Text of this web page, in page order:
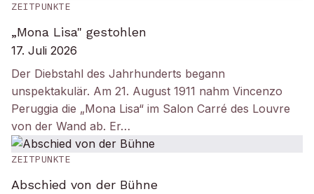
ZEITPUNKTE
„Mona Lisa" gestohlen
17. Juli 2026
Der Diebstahl des Jahrhunderts begann
unspektakulär. Am 21. August 1911 nahm Vincenzo
Peruggia die „Mona Lisa“ im Salon Carré des Louvre
von der Wand ab. Er…
ZEITPUNKTE
Abschied von der Bühne